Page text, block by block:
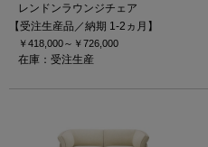
レンドンラウンジチェア
【受注生産品／納期 1-2ヵ月】
￥418,000～ ￥726,000
在庫：受注生産